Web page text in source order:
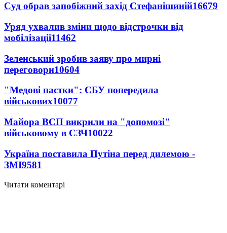
Суд обрав запобіжний захід Стефанішиній16679
Уряд ухвалив зміни щодо відстрочки від
мобілізації11462
Зеленський зробив заяву про мирні
переговори10604
"Медові пастки": СБУ попередила
військових10077
Майора ВСП викрили на "допомозі"
військовому в СЗЧ10022
Україна поставила Путіна перед дилемою -
ЗМІ9581
Читати коментарі